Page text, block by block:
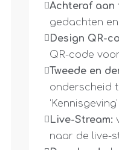
Achteraf aan
gedachten
Design QR-
QR-code
Tweede en
onderscheid
Live-Stream:
naar de live-